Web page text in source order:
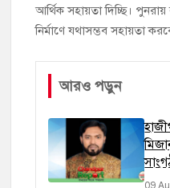
আর্থিক সহায়তা দিচ্ছি।
নির্মাণে যথাসম্ভব সহায়তা
আরও পড়ুন
09